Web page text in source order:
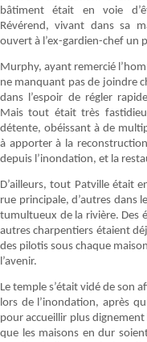
bâtiment était en voie
Révérend, vivant dans sa
ouvert à l’ex-gardien-chef un
Murphy, ayant remercié
ne manquant pas de joindre
dans l’espoir de régler
Mais tout était très
détente, obéissant à de
à apporter à la
depuis l’inondation, et la
D’ailleurs, tout Patville était
rue principale, d’autres dans
tumultueux de la rivière. Des
autres charpentiers étaient
des pilotis sous chaque
l’avenir.
Le temple s’était vidé de son
lors de l’inondation, après
pour accueillir plus
que les maisons en dur